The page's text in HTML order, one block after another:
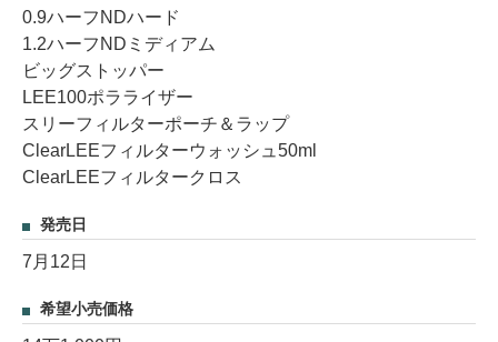
0.9ハーフNDハード
1.2ハーフNDミディアム
ビッグストッパー
LEE100ポラライザー
スリーフィルターポーチ＆ラップ
ClearLEEフィルターウォッシュ50ml
ClearLEEフィルタークロス
発売日
7月12日
希望小売価格